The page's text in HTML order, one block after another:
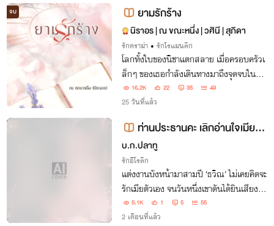
จบ ยามรักร้าง
นิราอร | ณ ขณะหนึ่ง | วศินี | สุภิดา
รักดราม่า • รักโรแมนติก
โลกทั้งใบของนิชาแตกสลาย เมื่อครอบครัวเ
ล็กๆ ของเธอกำลังเดินทางมาถึงจุดจบในวัน
ครบรอบเจ็ดปีเต็ม ด้วยเหตุผลที่ทำให้ชาไปทั้
งกายและใจด้วยคำว่า ‘น่ารำคาญ’ อนาคตที่ว
16.2K 22 35 49
25 วันที่แล้ว
ท่านประธานคะ เลิกอ่านใจเมียสัก
ที!
บ.ก.ปลาทู
รักอีโรติก
แต่งงานบังหน้ามาสามปี ‘ธวิณ’ ไม่เคยคิดจะ
รักเมียตัวเอง จนวันหนึ่งเขาดันได้ยินเสียงใน
ใจของเธอเข้าเต็มๆ จากแอบอ่านใจเพื่อจับผิด
กลายเป็นผัวโบ้คลั่งรักเมียแบบถอนตัวไม่ขึ้น
5.1K 1 5 55
2 เดือนที่แล้ว